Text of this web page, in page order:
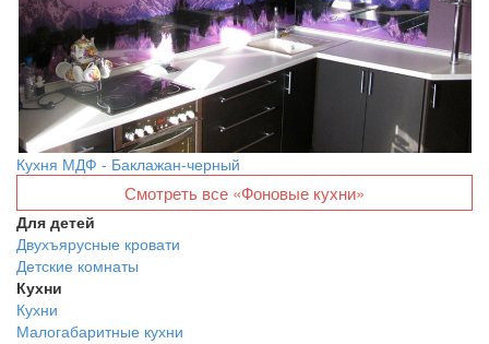
Кухня МДФ - Баклажан-черный
Смотреть все «Фоновые кухни»
Для детей
Двухъярусные кровати
Детские комнаты
Кухни
Кухни
Малогабаритные кухни